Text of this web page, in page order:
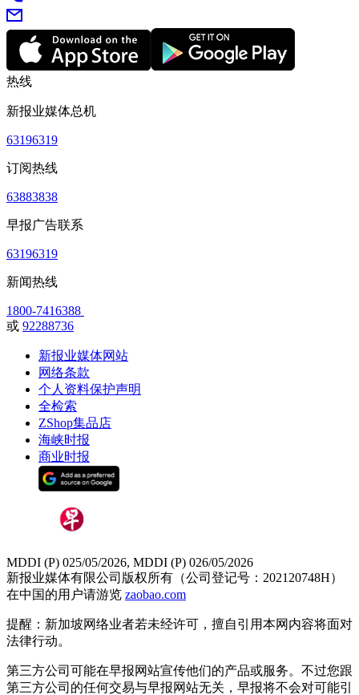
热线
新报业媒体总机
63196319
订阅热线
63883838
早报广告联系
63196319
新闻热线
1800-7416388
或 92288736
新报业媒体网站
网络条款
个人资料保护声明
全检索
ZShop集品店
海峡时报
商业时报
MDDI (P) 025/05/2026, MDDI (P) 026/05/2026
新报业媒体有限公司版权所有（公司登记号：202120748H）
在中国的用户请游览 zaobao.com
提醒：新加坡网络业者若未经许可，擅自引用本网内容将面对
法律行动。
第三方公司可能在早报网站宣传他们的产品或服务。不过您跟
第三方公司的任何交易与早报网站无关，早报将不会对可能引